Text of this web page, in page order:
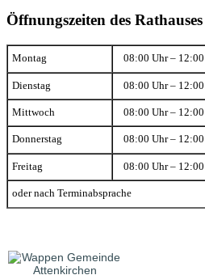
Öffnungszeiten des
Montag 08:00 Uhr –
Dienstag 08:00 Uhr –
Mittwoch 08:00 Uhr –
Donnerstag 08:00 Uhr –
Freitag 08:00 Uhr –
oder nach Terminabsprache